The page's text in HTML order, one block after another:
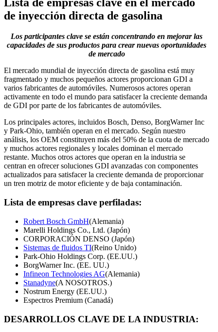
Lista de empresas clave en el mercado
de inyección directa de gasolina
Los participantes clave se están concentrando en mejorar las
capacidades de sus productos para crear nuevas oportunidades
de mercado
El mercado mundial de inyección directa de gasolina está muy
fragmentado y muchos pequeños actores proporcionan GDI a
varios fabricantes de automóviles. Numerosos actores operan
activamente en todo el mundo para satisfacer la creciente demanda
de GDI por parte de los fabricantes de automóviles.
Los principales actores, incluidos Bosch, Denso, BorgWarner Inc
y Park-Ohio, también operan en el mercado. Según nuestro
análisis, los OEM constituyen más del 50% de la cuota de mercado
y muchos actores regionales y locales dominan el mercado
restante. Muchos otros actores que operan en la industria se
centran en ofrecer soluciones GDI avanzadas con componentes
actualizados para satisfacer la creciente demanda de proporcionar
un tren motriz de motor eficiente y de baja contaminación.
Lista de empresas clave perfiladas:
Robert Bosch GmbH(Alemania)
Marelli Holdings Co., Ltd. (Japón)
CORPORACIÓN DENSO (Japón)
Sistemas de fluidos TI(Reino Unido)
Park-Ohio Holdings Corp. (EE.UU.)
BorgWarner Inc. (EE. UU.)
Infineon Technologies AG(Alemania)
Stanadyne(A NOSOTROS.)
Nostrum Energy (EE.UU.)
Espectros Premium (Canadá)
DESARROLLOS CLAVE DE LA INDUSTRIA: